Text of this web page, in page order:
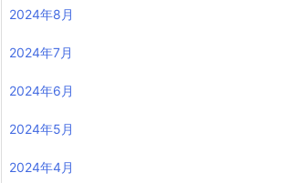
2024年8月
2024年7月
2024年6月
2024年5月
2024年4月